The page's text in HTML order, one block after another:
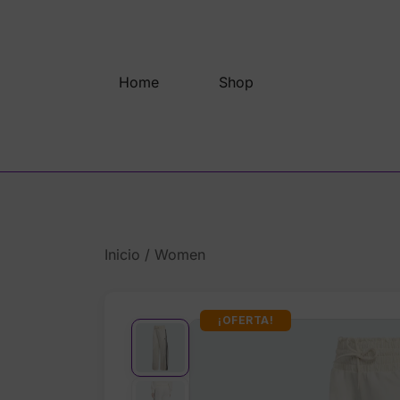
Home
Shop
Inicio / Women
¡OFERTA!